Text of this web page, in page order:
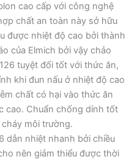
cao cấp với công nghệ
chất an toàn này sở hữu
được nhiệt độ cao bởi thành
của Elmich bởi vậy chảo
tuyệt đối tốt với thức ăn,
khi đun nấu ở nhiệt độ cao
chất có hại vào thức ăn
cao. Chuẩn chống dính tốt
môi trường.
dẫn nhiệt nhanh bởi chiều
nên giảm thiểu được thời